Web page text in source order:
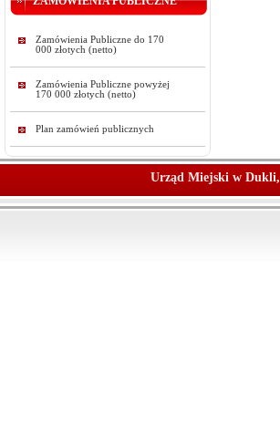
Zamówienia Publiczne do 170
000 złotych (netto)
Zamówienia Publiczne powyżej
170 000 złotych (netto)
Plan zamówień publicznych
Urząd Miejski w Dukli,